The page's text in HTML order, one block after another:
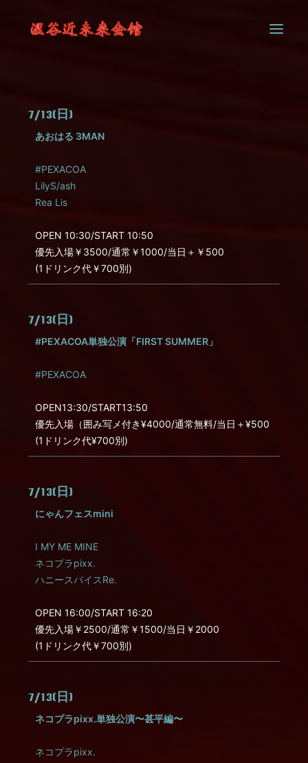
CONTACT7/13(日)
あおはる 3MAN
#PEXACOA
LilyS/ash
Rea Lis
OPEN 10:30/START 10:50
優先入場￥3500/通常￥1000/当日＋￥500
(1ドリンク代￥700別)
7/13(日)
#PEXACOA単独公演「FIRST SUMMER」
#PEXACOA
OPEN13:30/START13:50
優先入場（囲み写メ付き¥4000/通常無料/当日＋¥500
(1ドリンク代¥700別)
7/13(日)
にゃんフェスmini
I MY ME MINE
ネコプラpixx.
ハニースパイスRe.
OPEN 16:00/START 16:20
優先入場￥2500/通常￥1500/当日￥2000
(1ドリンク代￥700別)
7/13(日)
ネコプラpixx.単独公演〜甚平編〜
ネコプラpixx.